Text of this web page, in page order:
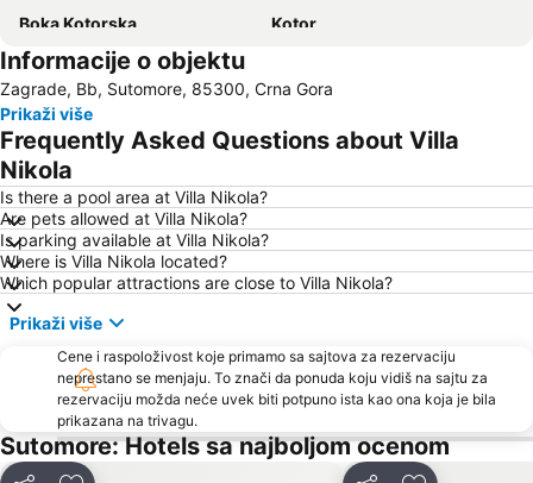
Boka Kotorska
Kotor
Ženska plaža
Seljanovo
Lučice
Kraljičina plaža
Stari grad Budva
Pržno
Porto Montenegro
Buljarica
Gradska plaža
Ostrvo cveća
Crvena plaža
Waikiki
Miami Beach
Kamenovo
Kopakabana
Kraljičina plaža
Izletište Rose
Veliki Pijesak
Petrovacka Obala
Plaža Miločer
Drobni pijesak
Informacije o objektu
Zagrade, Bb, Sutomore, 85300, Crna Gora
Prikaži više
Frequently Asked Questions about Villa
Nikola
Is there a pool area at Villa Nikola?
Are pets allowed at Villa Nikola?
Is parking available at Villa Nikola?
Where is Villa Nikola located?
Which popular attractions are close to Villa Nikola?
Prikaži više
Cene i raspoloživost koje primamo sa sajtova za rezervaciju
neprestano se menjaju. To znači da ponuda koju vidiš na sajtu za
rezervaciju možda neće uvek biti potpuno ista kao ona koja je bila
prikazana na trivagu.
Sutomore: Hotels sa najboljom ocenom